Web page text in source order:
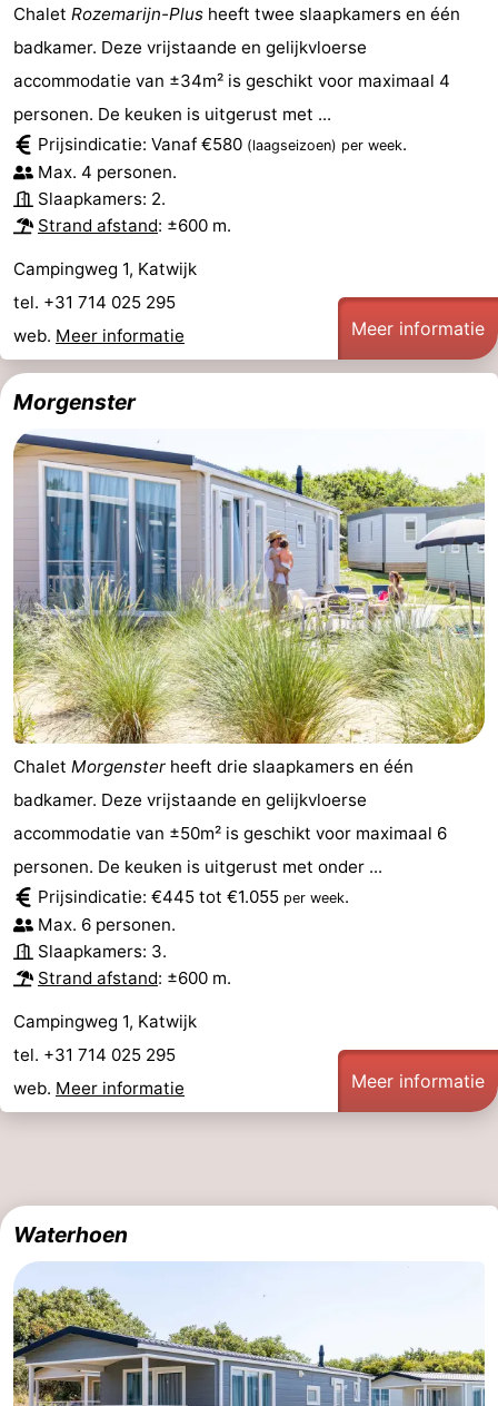
Chalet Rozemarijn-Plus heeft twee slaapkamers en één
badkamer. Deze vrijstaande en gelijkvloerse
accommodatie van ±34m² is geschikt voor maximaal 4
personen. De keuken is uitgerust met ...
Prijsindicatie: Vanaf €580 (laagseizoen) per week.
Max. 4 personen.
Slaapkamers: 2.
Strand afstand: ±600 m.
Campingweg 1, Katwijk
tel. +31 714 025 295
web. Meer informatie Meer informatie
Morgenster
Chalet Morgenster heeft drie slaapkamers en één
badkamer. Deze vrijstaande en gelijkvloerse
accommodatie van ±50m² is geschikt voor maximaal 6
personen. De keuken is uitgerust met onder ...
Prijsindicatie: €445 tot €1.055 per week.
Max. 6 personen.
Slaapkamers: 3.
Strand afstand: ±600 m.
Campingweg 1, Katwijk
tel. +31 714 025 295
web. Meer informatie Meer informatie
Waterhoen